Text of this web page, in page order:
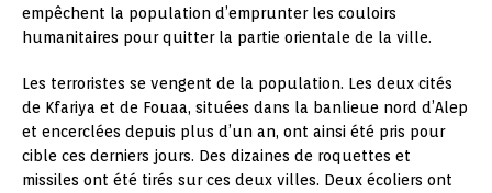
empêchent la population d’emprunter les couloirs
humanitaires pour quitter la partie orientale de la ville.
Les terroristes se vengent de la population. Les deux cités
de Kfariya et de Fouaa, situées dans la banlieue nord d’Alep
et encerclées depuis plus d’un an, ont ainsi été pris pour
cible ces derniers jours. Des dizaines de roquettes et
missiles ont été tirés sur ces deux villes. Deux écoliers ont